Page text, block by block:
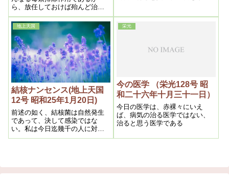
ら、放任しておけば殆んど治癒
するのであるが、病理不明の医
学は遮二無二浄化停止を行う。
其方法は何人も知る通り絶対安
静を金科玉条とする。安静は運
動停止であるから、この位衰弱
させるものはない
地上天国
結核ナンセンス(地上天国
12号 昭和25年1月20日)
前述の如く、結核菌は自然発生
であって、決して感染ではな
い。私は今日迄幾千の人に対し
菌の防衛手段をとらないばかり
っただけでも如何に救われるで
栄光
今の医学 （栄光128号 昭
和二十六年十月三十一日）
今日の医学は、赤裸々にいえ
ば、病気の治る医学ではない、
治ると思う医学である